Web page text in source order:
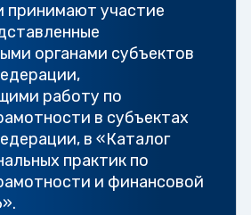
принимают участие
органами субъектов
работу по
в субъектах
в «Каталог
практик по
и финансовой